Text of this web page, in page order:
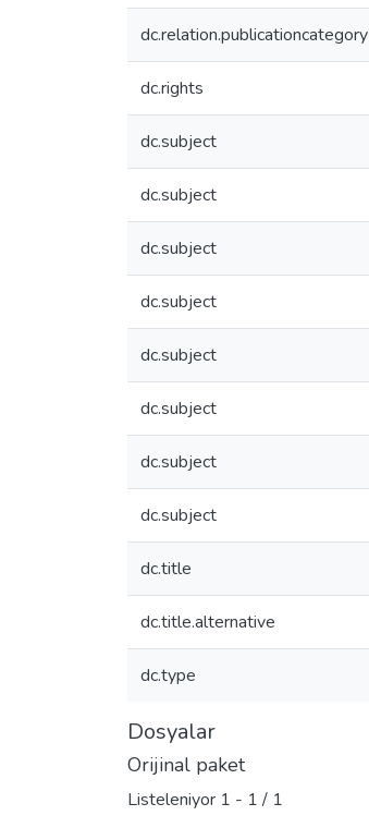
dc.relation.publicationcategory
dc.rights
dc.subject
dc.subject
dc.subject
dc.subject
dc.subject
dc.subject
dc.subject
dc.subject
dc.title
dc.title.alternative
dc.type
Dosyalar
Orijinal paket
Listeleniyor 1 - 1 / 1